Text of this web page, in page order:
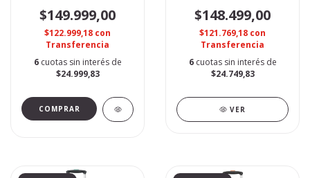
$149.999,00
$122.999,18 con
Transferencia
6 cuotas sin interés de
$24.999,83
$148.499,00
$121.769,18 con
Transferencia
6 cuotas sin interés de
$24.749,83
VER